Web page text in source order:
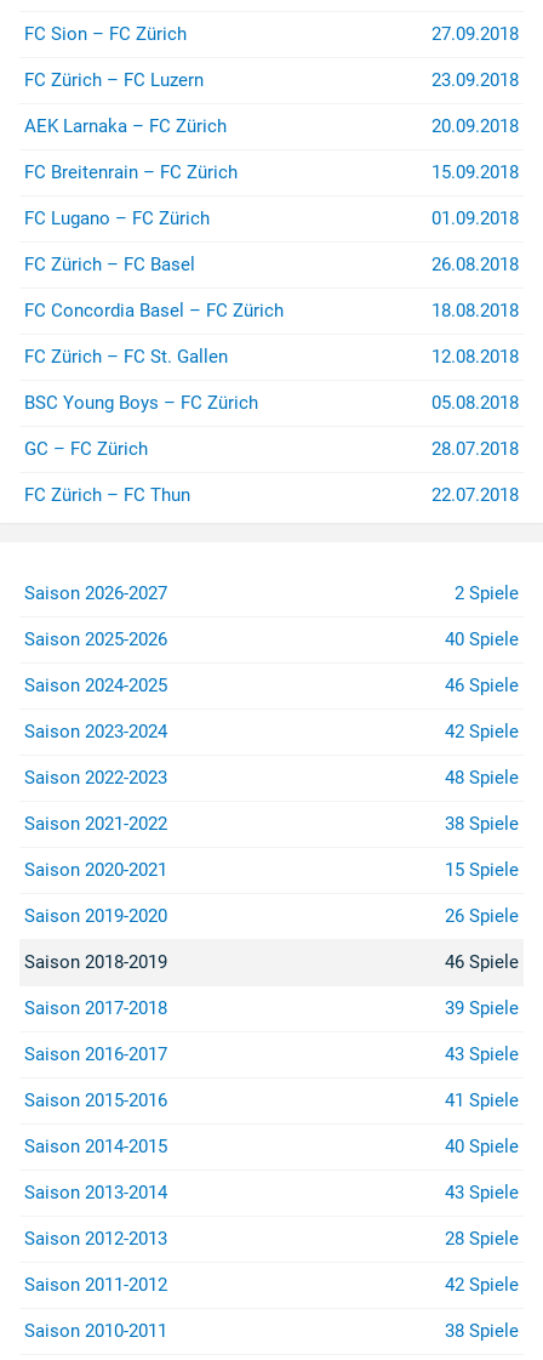
FC Sion – FC Zürich 27.09.2018
FC Zürich – FC Luzern 23.09.2018
AEK Larnaka – FC Zürich 20.09.2018
FC Breitenrain – FC Zürich 15.09.2018
FC Lugano – FC Zürich 01.09.2018
FC Zürich – FC Basel 26.08.2018
FC Concordia Basel – FC Zürich 18.08.2018
FC Zürich – FC St. Gallen 12.08.2018
BSC Young Boys – FC Zürich 05.08.2018
GC – FC Zürich 28.07.2018
FC Zürich – FC Thun 22.07.2018
Saison 2026-2027 2 Spiele
Saison 2025-2026 40 Spiele
Saison 2024-2025 46 Spiele
Saison 2023-2024 42 Spiele
Saison 2022-2023 48 Spiele
Saison 2021-2022 38 Spiele
Saison 2020-2021 15 Spiele
Saison 2019-2020 26 Spiele
Saison 2018-2019 46 Spiele
Saison 2017-2018 39 Spiele
Saison 2016-2017 43 Spiele
Saison 2015-2016 41 Spiele
Saison 2014-2015 40 Spiele
Saison 2013-2014 43 Spiele
Saison 2012-2013 28 Spiele
Saison 2011-2012 42 Spiele
Saison 2010-2011 38 Spiele